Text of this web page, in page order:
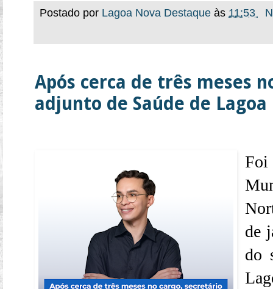
Postado por Lagoa Nova Destaque às 11:53
Após cerca de três meses
adjunto de Saúde de
Foi
de
do